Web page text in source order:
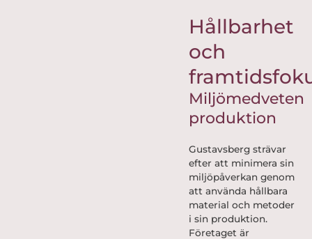
Hållbarhet
och
Miljömedveten
produktion
Gustavsberg strävar
efter att minimera sin
miljöpåverkan genom
att använda hållbara
material och metoder
i sin produktion.
Företaget är